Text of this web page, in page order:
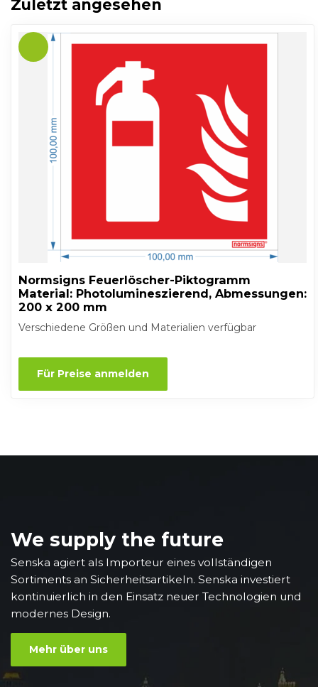
Zuletzt angesehen
Normsigns Feuerlöscher-Piktogramm
Material: Photolumineszierend, Abmessungen:
200 x 200 mm
Verschiedene Größen und Materialien verfügbar
Für Preise anmelden
We supply the future
Senska agiert als Importeur eines vollständigen
Sortiments an Sicherheitsartikeln. Senska investiert
kontinuierlich in den Einsatz neuer Technologien und
modernes Design.
Mehr über uns